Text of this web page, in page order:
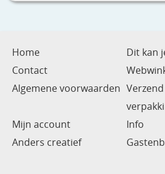
Home
Dit kan
Contact
Algemene voorwaarden
Mijn account
Info
Anders creatief